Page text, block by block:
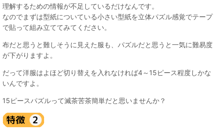
理解するための情報が不足しているだけなんです。
なのでまずは型紙についている小さい型紙を立体パズル感覚でテープ
で貼って組み立ててみてください。
布だと思うと難しそうに見えた服も、パズルだと思うと一気に難易度
が下がりますよ。
だって洋服はよほど切り替えを入れなければ4～15ピース程度しかな
いんですよ。
15ピースパズルって滅茶苦茶簡単だと思いませんか？